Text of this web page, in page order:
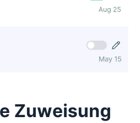
Zuweisung